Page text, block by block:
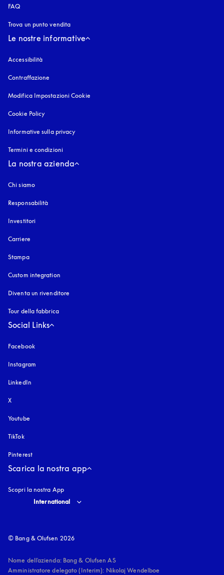
FAQ
Trova un punto vendita
Le nostre informative
Accessibilità
Contraffazione
Modifica Impostazioni Cookie
Cookie Policy
Informative sulla privacy
Termini e condizioni
La nostra azienda
Chi siamo
Responsabilità
Investitori
Carriere
Stampa
Custom integration
Diventa un rivenditore
Tour della fabbrica
Social Links
Facebook
Instagram
LinkedIn
X
Youtube
TikTok
Pinterest
Scarica la nostra app
Scopri la nostra App
Select country and language
International
© Bang & Olufsen 2026
Nome dell'azienda: Bang & Olufsen AS
Amministratore delegato (Interim): Nikolaj Wendelboe